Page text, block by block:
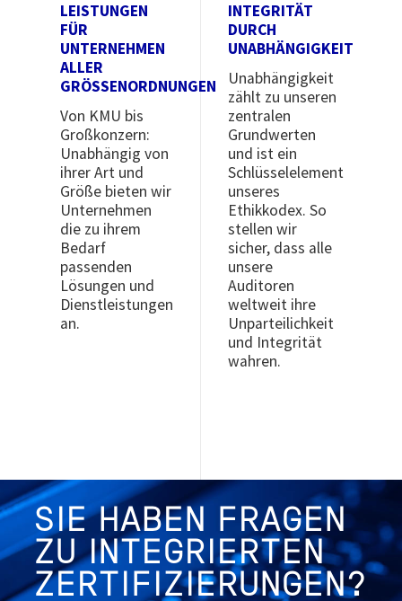
LEISTUNGEN
FÜR
UNTERNEHMEN
ALLER
GRÖSSENORDNUNGEN
Von KMU bis
Großkonzern:
Unabhängig von
ihrer Art und
Größe bieten wir
Unternehmen
die zu ihrem
Bedarf
passenden
Lösungen und
Dienstleistungen
an.
INTEGRITÄT
DURCH
UNABHÄNGIGKEIT
Unabhängigkeit
zählt zu unseren
zentralen
Grundwerten
und ist ein
Schlüsselelement
unseres
Ethikkodex. So
stellen wir
sicher, dass alle
unsere
Auditoren
weltweit ihre
Unparteilichkeit
und Integrität
wahren.
SIE HABEN FRAGEN
ZU INTEGRIERTEN
ZERTIFIZIERUNGEN?